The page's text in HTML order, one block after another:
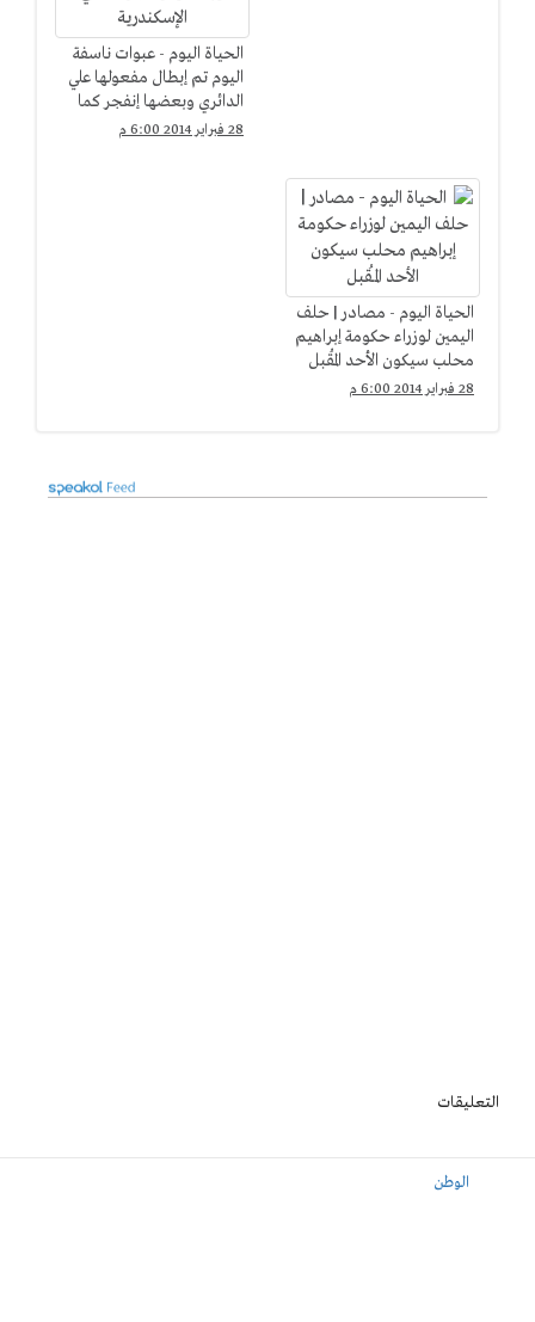
الحياة اليوم - عبوات ناسفة
اليوم تم إبطال مفعولها علي
الدائري وبعضها إنفجر كما
في الإسكندرية
28 فبراير 2014 6:00 م
الحياة اليوم - مصادر | حلف
اليمين لوزراء حكومة إبراهيم
محلب سيكون الأحد المُقبل
28 فبراير 2014 6:00 م
التعليقات
الوطن